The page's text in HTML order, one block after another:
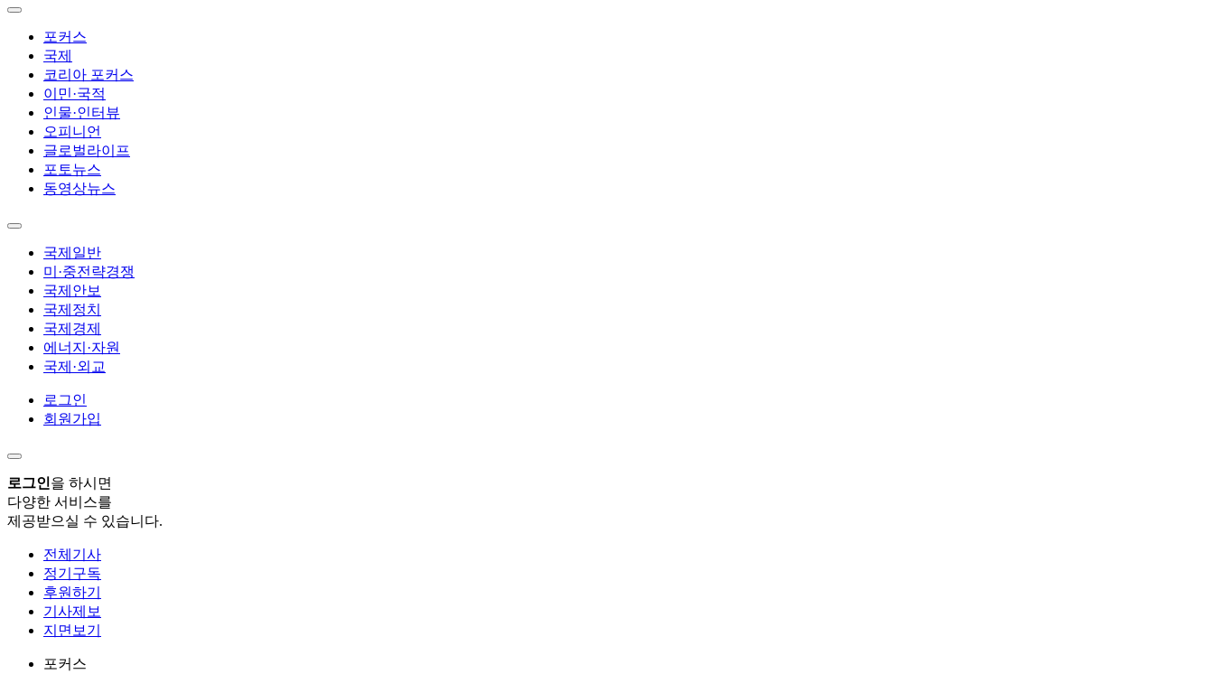
포커스
국제
코리아 포커스
이민·국적
인물·인터뷰
오피니언
글로벌라이프
포토뉴스
동영상뉴스
국제일반
미·중전략경쟁
국제안보
국제정치
국제경제
에너지·자원
국제·외교
로그인
회원가입
로그인을 하시면
다양한 서비스를
제공받으실 수 있습니다.
전체기사
정기구독
후원하기
기사제보
지면보기
포커스